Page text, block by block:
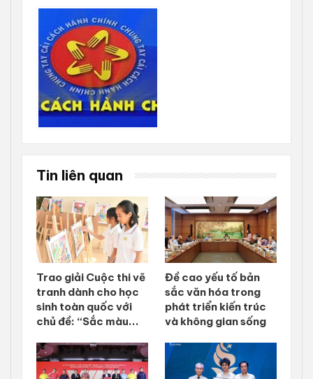
Tin liên quan
Trao giải Cuộc thi vẽ
tranh dành cho học
sinh toàn quốc với
chủ đề: “Sắc màu...
Đề cao yếu tố bản
sắc văn hóa trong
phát triển kiến trúc
và không gian sống